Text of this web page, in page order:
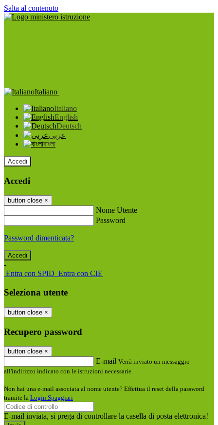
Salta al contenuto
Italiano
Italiano
English
Deutsch
عربى
বাংলা
Accedi
Accedi
button close ×
Nome Utente
Password
Password dimenticata?
-
Entra con SPID Entra con CIE
Seleziona utente
button close ×
Recupero password
button close ×
E-mail Verrà inviato un messaggio
all'indirizzo indicato con le istruzioni necessarie.
Non hai una e-mail associata al nome utente? Effettua il reset della password
tramite la Login Spaggiari
E-mail inviata, si prega di controllare la casella di posta elettronica!